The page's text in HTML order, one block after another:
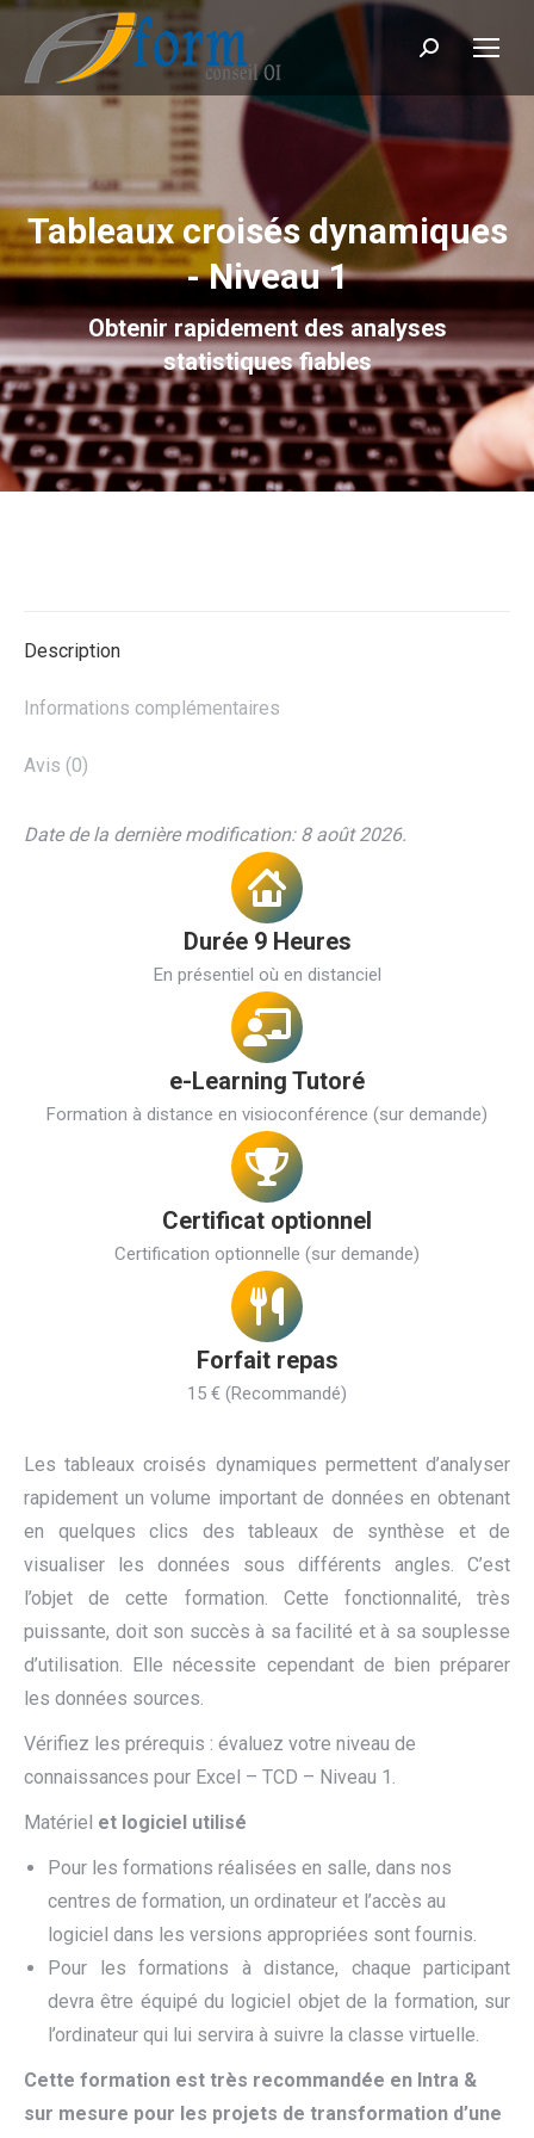
Recherche
Tableaux croisés dynamiques
- Niveau 1
Obtenir rapidement des analyses
statistiques fiables
Description
Informations complémentaires
Avis (0)
Date de la dernière modification: 8 août 2026.
Durée 9 Heures
En présentiel où en distanciel
e-Learning Tutoré
Formation à distance en visioconférence (sur demande)
Certificat optionnel
Certification optionnelle (sur demande)
Forfait repas
15 € (Recommandé)
Les tableaux croisés dynamiques permettent d’analyser
rapidement un volume important de données en obtenant
en quelques clics des tableaux de synthèse et de
visualiser les données sous différents angles. C’est
l’objet de cette formation. Cette fonctionnalité, très
puissante, doit son succès à sa facilité et à sa souplesse
d’utilisation. Elle nécessite cependant de bien préparer
les données sources.
Vérifiez les prérequis : évaluez votre niveau de
connaissances pour Excel – TCD – Niveau 1.
Matériel et logiciel utilisé
Pour les formations réalisées en salle, dans nos
centres de formation, un ordinateur et l’accès au
logiciel dans les versions appropriées sont fournis.
Pour les formations à distance, chaque participant
devra être équipé du logiciel objet de la formation, sur
l’ordinateur qui lui servira à suivre la classe virtuelle.
Cette formation est très recommandée en Intra &
sur mesure pour les projets de transformation d’une